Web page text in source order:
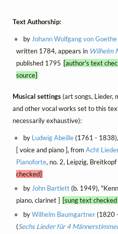
Text Authorship:
by Johann Wolfgang von Goethe
written 1784, appears in Wilhelm
published 1795 [author's text
source]
Musical settings(art songs, Lieder,
and other vocal works set to this
necessarily exhaustive):
by Ludwig Abeille(1761 -
[ voice and piano ], from Acht
Pianoforte, no. 2, Leipzig,
checked]
by John Bartlett(b. 1949),
piano, clarinet ] [sung text
byWilhelm Baumgartner(1820
(Sechs Lieder für 4